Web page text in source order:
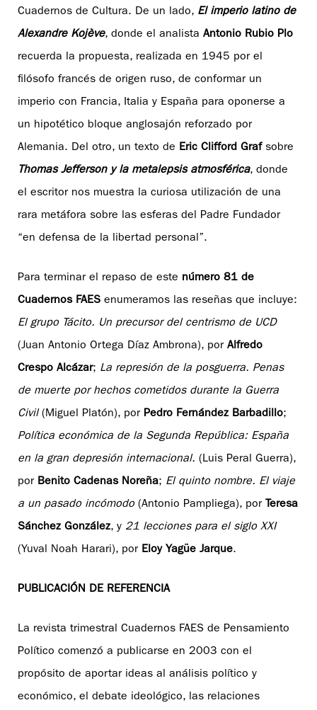
Cuadernos de Cultura. De un lado, El imperio latino de
Alexandre Kojève, donde el analista Antonio Rubio Plo
recuerda la propuesta, realizada en 1945 por el
filósofo francés de origen ruso, de conformar un
imperio con Francia, Italia y España para oponerse a
un hipotético bloque anglosajón reforzado por
Alemania. Del otro, un texto de Eric Clifford Grafsobre
Thomas Jefferson y la metalepsis atmosférica, donde
el escritor nos muestra la curiosa utilización de una
rara metáfora sobre las esferas del Padre Fundador
“en defensa de la libertad personal”.
Para terminar el repaso de este número 81 de
Cuadernos FAES enumeramos las reseñas que incluye:
El grupo Tácito. Un precursor del centrismo de UCD
(Juan Antonio Ortega Díaz Ambrona), porAlfredo
Crespo Alcázar; La represión de la posguerra. Penas
de muerte por hechos cometidos durante la Guerra
Civil(Miguel Platón), porPedro Fernández Barbadillo;
Política económica de la Segunda República: España
en la gran depresión internacional. (Luis Peral Guerra),
porBenito Cadenas Noreña; El quinto nombre. El viaje
a un pasado incómodo (Antonio Pampliega), porTeresa
Sánchez González, y 21 lecciones para el siglo XXI
(Yuval Noah Harari), porEloy Yagüe Jarque.
PUBLICACIÓN DE REFERENCIA
La revista trimestral Cuadernos FAES de Pensamiento
Político comenzó a publicarse en 2003 con el
propósito de aportar ideas al análisis político y
económico, el debate ideológico, las relaciones